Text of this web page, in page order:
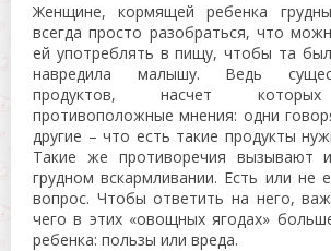
Женщине, кормящей ребенка
всегда просто разобраться, что
ей употреблять в пищу, чтобы та
навредила малышу. Ведь
продуктов, насчет
противоположные мнения: одни
другие – что есть такие продукты
Такие же противоречия вызывают
грудном вскармливании. Есть или не
вопрос. Чтобы ответить на него,
чего в этих «овощных ягодах»
ребенка: пользы или вреда.